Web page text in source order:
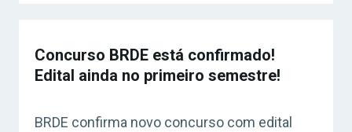
Concurso BRDE está confirmado!
Edital ainda no primeiro semestre!
BRDE confirma novo concurso com edital